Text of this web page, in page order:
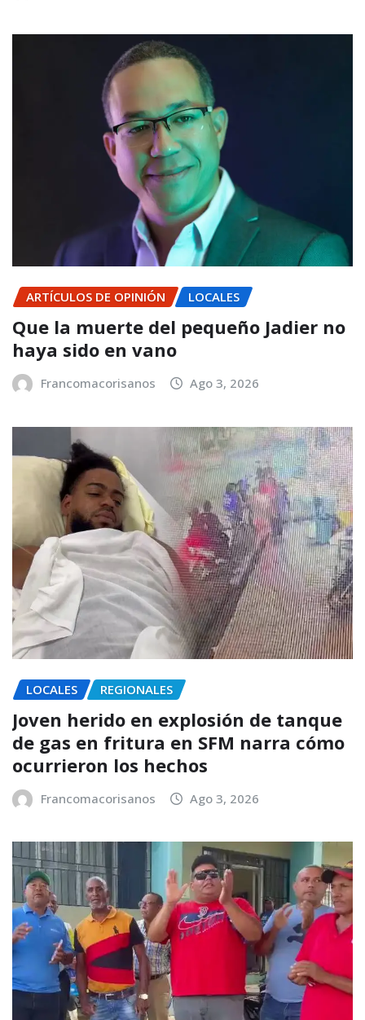
ARTÍCULOS DE OPINIÓN LOCALES
Que la muerte del pequeño Jadier no
haya sido en vano
Francomacorisanos Ago 3, 2026
LOCALES REGIONALES
Joven herido en explosión de tanque
de gas en fritura en SFM narra cómo
ocurrieron los hechos
Francomacorisanos Ago 3, 2026